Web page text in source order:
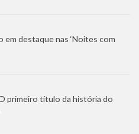
em destaque nas ‘Noites com
primeiro título da história do